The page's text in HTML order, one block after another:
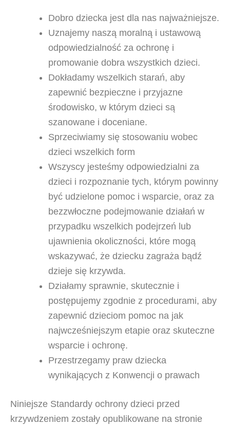
Dobro dziecka jest dla nas najważniejsze.
Uznajemy naszą moralną i ustawową
odpowiedzialność za ochronę i
promowanie dobra wszystkich dzieci.
Dokładamy wszelkich starań, aby
zapewnić bezpieczne i przyjazne
środowisko, w którym dzieci są
szanowane i doceniane.
Sprzeciwiamy się stosowaniu wobec
dzieci wszelkich form
Wszyscy jesteśmy odpowiedzialni za
dzieci i rozpoznanie tych, którym powinny
być udzielone pomoc i wsparcie, oraz za
bezzwłoczne podejmowanie działań w
przypadku wszelkich podejrzeń lub
ujawnienia okoliczności, które mogą
wskazywać, że dziecku zagraża bądź
dzieje się krzywda.
Działamy sprawnie, skutecznie i
postępujemy zgodnie z procedurami, aby
zapewnić dzieciom pomoc na jak
najwcześniejszym etapie oraz skuteczne
wsparcie i ochronę.
Przestrzegamy praw dziecka
wynikających z Konwencji o prawach
Niniejsze Standardy ochrony dzieci przed
krzywdzeniem zostały opublikowane na stronie